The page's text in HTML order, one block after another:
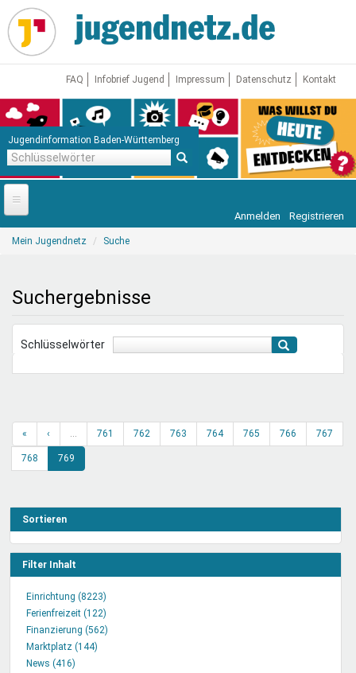
Direkt
zum
Inhalt
FAQ Infobrief Jugend Impressum Datenschutz Kontakt
Jugendinformation Baden-Württemberg
Startseite
Freizeit & Reisen
Schule & Beruf
Anmelden Registrieren
Sie
Mein Jugendnetz Suche
Suchergebnisse
Schlüsselwörter
« ‹ 761 762 763 764 765 766 767
768 769
Sortieren
Filter Inhalt
Einrichtung (8223)
anwenden
Ferienfreizeit (122)
Filter
Finanzierung (562)
Marktplatz (144)
News (416)